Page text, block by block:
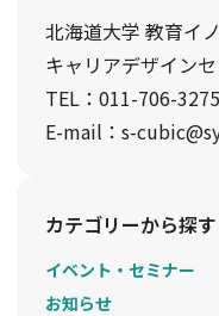
北海道大学 教育イ
キャリアデザイン
TEL：011-706-3275
E-mail：s-
カテゴリーから探す
イベント・セミナー
お知らせ